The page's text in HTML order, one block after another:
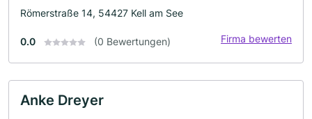
Römerstraße 14, 54427 Kell am See
0.0 (0 Bewertungen) Firma bewerten
Anke Dreyer